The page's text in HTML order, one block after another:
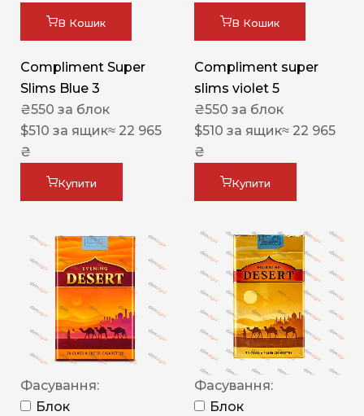
В Кошик
Compliment Super
Slims Blue 3
₴550 за блок
$510 за ящик≈ 22 965
₴
Купити
В Кошик
Compliment super
slims violet 5
₴550 за блок
$510 за ящик≈ 22 965
₴
Купити
Фасування:
Блок
Фасування:
Блок